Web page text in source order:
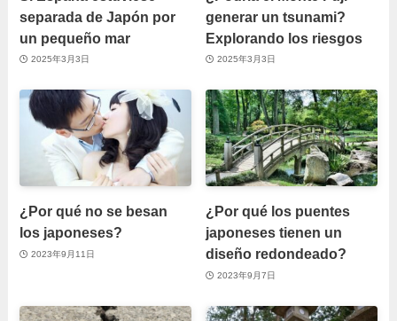
separada de Japón por
un pequeño mar
2025年3月3日
generar un tsunami?
Explorando los riesgos
2025年3月3日
¿Por qué no se besan
los japoneses?
2023年9月11日
¿Por qué los puentes
japoneses tienen un
diseño redondeado?
2023年9月7日